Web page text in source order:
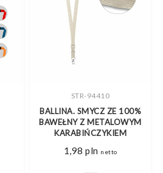
STR-94410
BALLINA. SMYCZ ZE 100%
BAWEŁNY Z METALOWYM
KARABIŃCZYKIEM
1,98 pln netto